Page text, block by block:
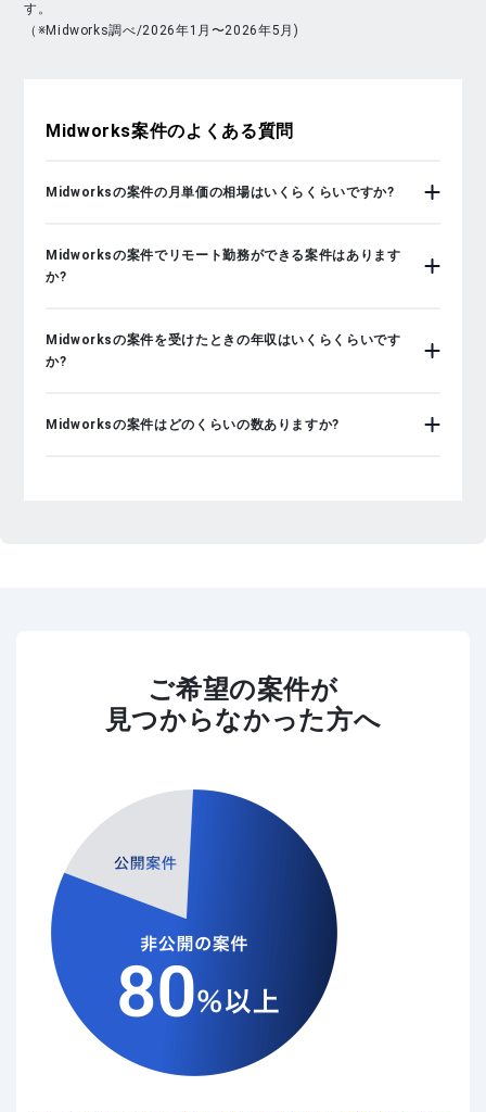
す。
（※Midworks調べ/2026年1月〜2026年5月)
Midworks案件のよくある質問
Midworksの案件の月単価の相場はいくらくらいですか?
Midworksの案件でリモート勤務ができる案件はあります
か?
Midworksの案件を受けたときの年収はいくらくらいです
か?
Midworksの案件はどのくらいの数ありますか?
ご希望の案件が
見つからなかった方へ